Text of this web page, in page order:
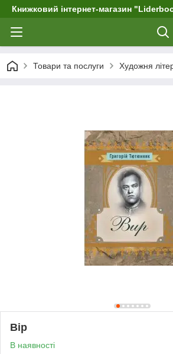
Книжковий інтернет-магазин
Товари та послуги Художня
Вір
В наявності